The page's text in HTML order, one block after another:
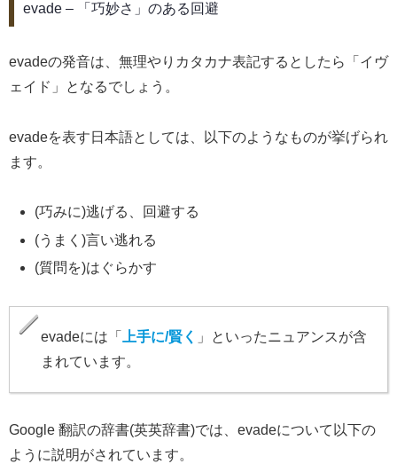
evade – 「巧妙さ」のある回避
evadeの発音は、無理やりカタカナ表記するとしたら「イヴ
ェイド」となるでしょう。
evadeを表す日本語としては、以下のようなものが挙げられ
ます。
(巧みに)逃げる、回避する
(うまく)言い逃れる
(質問を)はぐらかす
evadeには「 上手に/賢く
」といったニュアンスが含
まれています。
Google 翻訳の辞書(英英辞書)では、evadeについて以下の
ように説明がされています。